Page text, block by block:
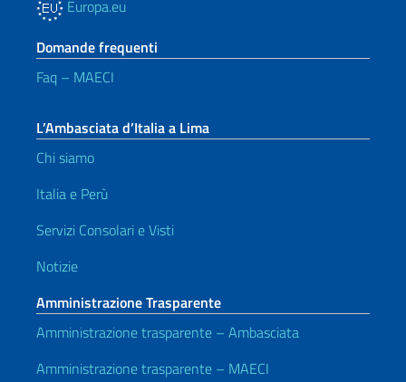
Europa.eu
Domande frequenti
Faq – MAECI
L’Ambasciata d’Italia a Lima
Chi siamo
Italia e Perù
Servizi Consolari e Visti
Notizie
Amministrazione Trasparente
Amministrazione trasparente – Ambasciata
Amministrazione trasparente – MAECI